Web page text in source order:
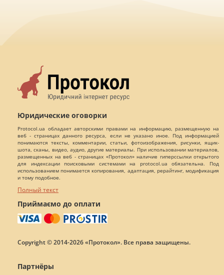
Юридические оговорки
Protocol.ua обладает авторскими правами на информацию, размещенную на
веб - страницах данного ресурса, если не указано иное. Под информацией
понимаются тексты, комментарии, статьи, фотоизображения, рисунки, ящик-
шота, сканы, видео, аудио, другие материалы. При использовании материалов,
размещенных на веб - страницах «Протокол» наличие гиперссылки открытого
для индексации поисковыми системами на protocol.ua обязательна. Под
использованием понимается копирования, адаптация, рерайтинг, модификация
и тому подобное.
Полный текст
Приймаємо до оплати
Copyright © 2014-2026 «Протокол». Все права защищены.
Партнёры